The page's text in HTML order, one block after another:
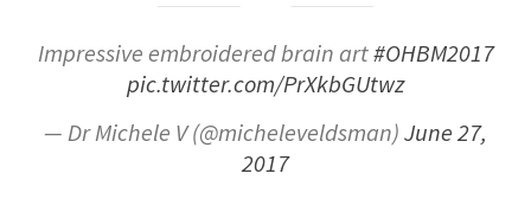
Impressive embroidered brain art#OHBM2017
pic.twitter.com/PrXkbGUtwz
— Dr Michele V (@micheleveldsman)June 27,
2017